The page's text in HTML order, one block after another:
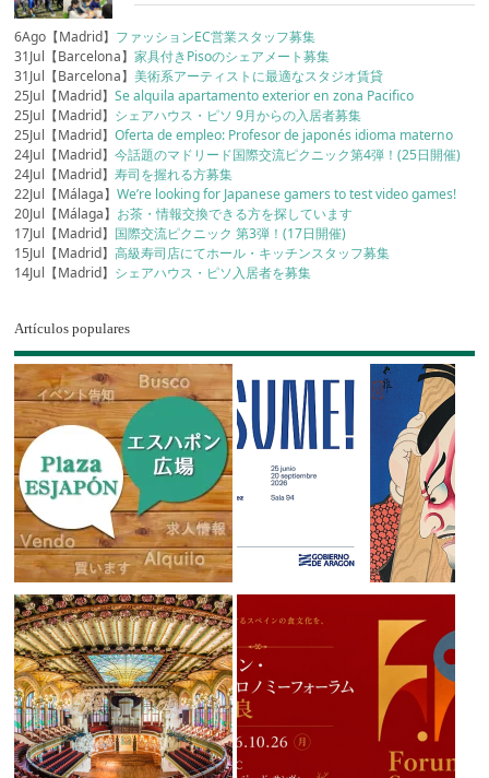
6Ago【Madrid】 ファッションEC営業スタッフ募集
31Jul【Barcelona】家具付きPisoのシェアメート募集
31Jul【Barcelona】美術系アーティストに最適なスタジオ賃貸
25Jul【Madrid】Se alquila apartamento exterior en zona Pacifico
25Jul【Madrid】 シェアハウス・ピソ 9月からの入居者募集
25Jul【Madrid】Oferta de empleo: Profesor de japonés idioma materno
24Jul【Madrid】今話題のマドリード国際交流ピクニック第4弾！(25日開催)
24Jul【Madrid】寿司を握れる方募集
22Jul【Málaga】We’re looking for Japanese gamers to test video games!
20Jul【Málaga】 お茶・情報交換できる方を探しています
17Jul【Madrid】 国際交流ピクニック 第3弾！(17日開催)
15Jul【Madrid】高級寿司店にてホール・キッチンスタッフ募集
14Jul【Madrid】 シェアハウス・ピソ入居者を募集
Artículos populares